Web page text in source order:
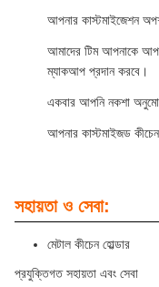
আপনার কাস্টমাইজেশন
আমাদের টিম আপনাকে
ম্যাকআপ প্রদান করবে।
একবার আপনি নকশা
আপনার কাস্টমাইজড
সহায়তা ও সেবা:
মেটাল কীচেন হোল্ডার
প্রযুক্তিগত সহায়তা এবং সেবা